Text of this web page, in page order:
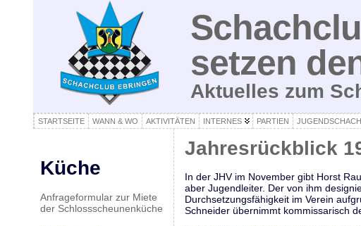
setzen
Aktuelles zum
STARTSEITE WANN & WO AKTIVITÄTEN INTERNES PARTIEN JUGENDSCHACH
Küche
Anfrageformular zur Miete
der Schlossscheunenküche
Jahresrückblick
In der JHV im November gibt Horst
aber Jugendleiter. Der von ihm
Durchsetzungsfähigkeit im Verein
Schneider übernimmt kommissarisch